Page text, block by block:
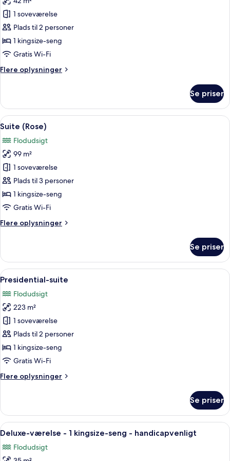
billeder
af
Suite
(Scandal)
1 soveværelse
Plads til 2 personer
1 kingsize-seng
Gratis Wi-Fi
Flere oplysninger
Flere
(Scandal)
Se priser
Indlæs
alle
billeder
af
Suite
(Rose)
En moderne stue med et stort
7
Suite (Rose)
Flodudsigt
99 m²
1 soveværelse
Plads til 3 personer
1 kingsize-seng
Gratis Wi-Fi
Flere oplysninger
Flere
(Rose)
Se priser
Indlæs
alle
billeder
af
Presidential-
suite
En moderne stue med en grå
8
Presidential-suite
Flodudsigt
223 m²
1 soveværelse
Plads til 2 personer
1 kingsize-seng
Gratis Wi-Fi
Flere oplysninger
Flere
suite
Se priser
Indlæs
alle
billeder
Premium-sengetøj, dundyner, senge
6
Deluxe-værelse - 1 kingsize-seng - handicapvenligt
Flodudsigt